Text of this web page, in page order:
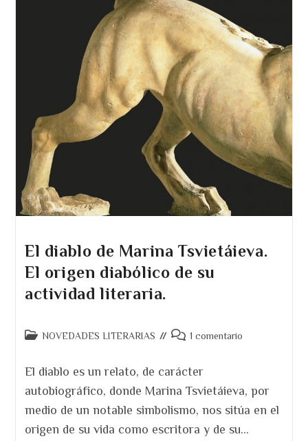
El diablo de Marina Tsvietáieva.
El origen diabólico de su
actividad literaria.
Categoría
entrada:
NOVEDADES LITERARIAS
Comentarios
entrada:
1 comentario
El diablo es un relato, de carácter
autobiográfico, donde Marina Tsvietáieva, por
medio de un notable simbolismo, nos sitúa en el
origen de su vida como escritora y de su…